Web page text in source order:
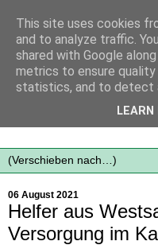
Mit frischen Themen aus
06 August 2021
Helfer aus
Versorgung im
This site uses cookies
and to analyze traffic.
shared with Google
metrics to ensure
statistics, and to detect
LEARN